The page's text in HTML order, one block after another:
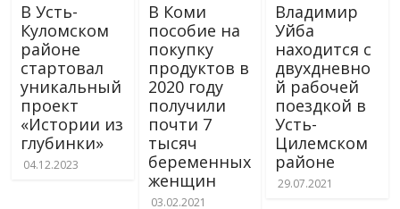
В Усть-
Куломском
районе
стартовал
уникальный
проект
«Истории из
глубинки»
04.12.2023
В Коми
пособие на
покупку
продуктов в
2020 году
получили
почти 7
тысяч
беременных
женщин
03.02.2021
Владимир
Уйба
находится с
двухдневно
й рабочей
поездкой в
Усть-
Цилемском
районе
29.07.2021